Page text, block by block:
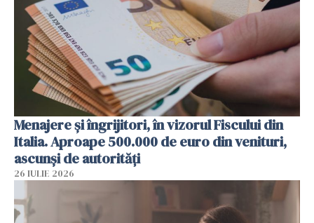
Menajere și îngrijitori, în vizorul Fiscului din
Italia. Aproape 500.000 de euro din venituri,
ascunși de autorități
26 IULIE 2026